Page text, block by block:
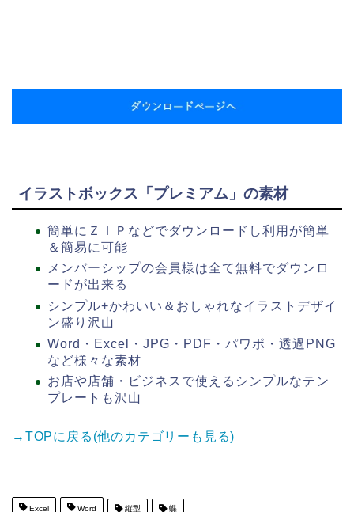
イラストボックス「プレミアム」の素材
簡単にＺＩＰなどでダウンロードし利用が簡単
＆簡易に可能
メンバーシップの会員様は全て無料でダウンロ
ードが出来る
シンプル+かわいい＆おしゃれなイラストデザイ
ン盛り沢山
Word・Excel・JPG・PDF・パワポ・透過PNG
など様々な素材
お店や店舗・ビジネスで使えるシンプルなテン
プレートも沢山
→TOPに戻る(他のカテゴリーも見る)
Excel Word 縦型 蝶